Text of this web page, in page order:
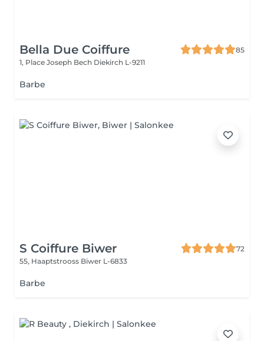
Bella Due Coiffure
85
1, Place Joseph Bech Diekirch L-9211
Barbe
S Coiffure Biwer
72
55, Haaptstrooss Biwer L-6833
Barbe